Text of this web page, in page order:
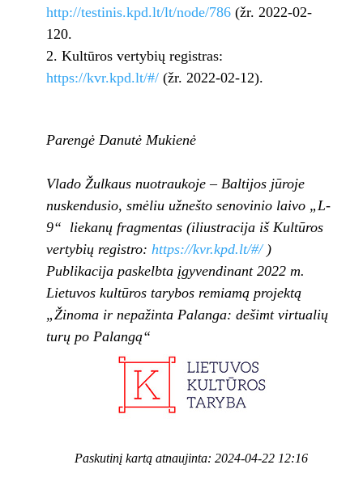
http://testinis.kpd.lt/lt/node/786(žr. 2022-02-
120.
Kultūros vertybių registras:
https://kvr.kpd.lt/#/(žr. 2022-02-12).
Parengė Danutė Mukienė
Vlado Žulkaus nuotraukoje – Baltijos jūroje
nuskendusio, smėliu užnešto senovinio laivo „L-
9“ liekanų fragmentas (iliustracija iš Kultūros
vertybių registro: https://kvr.kpd.lt/#/)
Publikacija paskelbta įgyvendinant 2022 m.
Lietuvos kultūros tarybos remiamą projektą
„Žinoma ir nepažinta Palanga: dešimt virtualių
turų po Palangą“
Paskutinį kartą atnaujinta: 2024-04-22 12:16